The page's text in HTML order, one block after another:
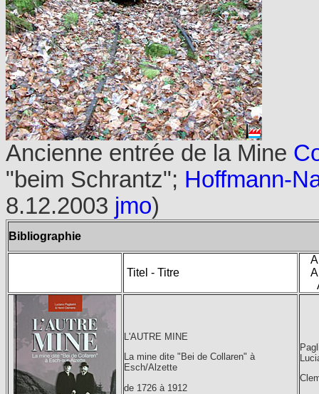
Ancienne entrée de la Mine
"beim Schrantz"; Hoffmann-
8.12.2003 jmo)
Bibliographie
Titel - Titre
L'AUTRE MINE
La mine dite "Bei de Collaren" à
Esch/Alzette
de 1726 à 1912